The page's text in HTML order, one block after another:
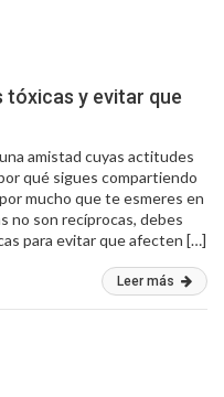
tóxicas y evitar que
amistad cuyas actitudes
qué sigues compartiendo
mucho que te esmeres en
no son recíprocas, debes
para evitar que afecten […]
Leer más